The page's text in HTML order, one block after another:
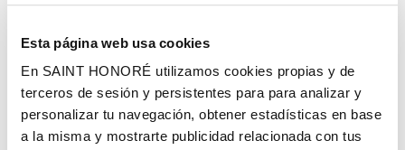
Esta página web usa cookies
En SAINT HONORÉ utilizamos cookies propias y de
terceros de sesión y persistentes para para analizar y
personalizar tu navegación, obtener estadísticas en base
a la misma y mostrarte publicidad relacionada con tus
Crear una cuenta tiene muchos beneficios: Pago más rápido,
guardar más de una dirección, seguimiento de pedidos y mucho
más.
Crear una cuenta